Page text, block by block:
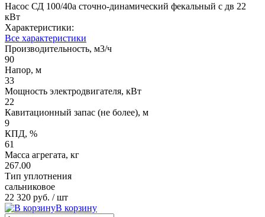
Насос СД 100/40а сточно-динамический фекальный с дв 22
кВт
Характеристики:
Все характеристики
Производительность, м3/ч
90
Напор, м
33
Мощность электродвигателя, кВт
22
Кавитационный запас (не более), м
9
КПД, %
61
Масса агрегата, кг
267.00
Тип уплотнения
сальниковое
22 320 руб. / шт
В корзину